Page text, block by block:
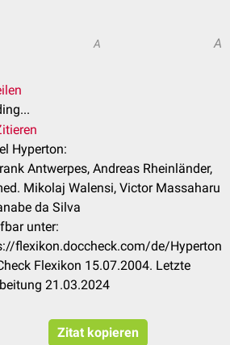
A A
Hyperton:
Antwerpes, Andreas Rheinländer,
Mikolaj Walensi, Victor Massaharu
da Silva
unter:
flexikon.doccheck.com/de/Hyperton
Flexikon 15.07.2004. Letzte
21.03.2024
Zitat kopieren